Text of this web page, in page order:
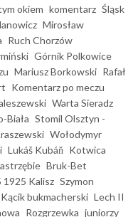
okiem komentarz Śląsk
Mirosław
Ruch Chorzów
Górnik Polkowice
Mariusz Borkowski Rafał
Komentarz po meczu
Warta Sieradz
Biała Stomil Olsztyn -
Wołodymyr
Lukáš Kubáň Kotwica
Bruk-Bet
1925 Kalisz Szymon
Kącik bukmacherski Lech II
Rozgrzewka juniorzy